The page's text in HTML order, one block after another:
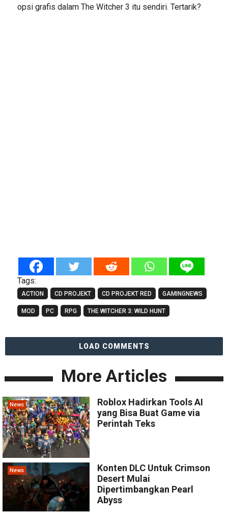
opsi grafis dalam The Witcher 3 itu sendiri. Tertarik?
Tags:
ACTION CD PROJEKT CD PROJEKT RED GAMINGNEWS
MOD PC RPG THE WITCHER 3: WILD HUNT
LOAD COMMENTS
More Articles
News
Roblox Hadirkan Tools AI
yang Bisa Buat Game via
Perintah Teks
News
Konten DLC Untuk Crimson
Desert Mulai
Dipertimbangkan Pearl
Abyss